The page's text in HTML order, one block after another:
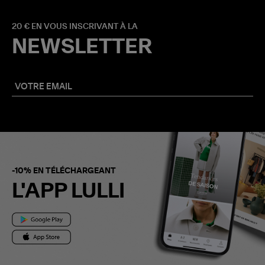
20 € EN VOUS INSCRIVANT À LA
NEWSLETTER
-10% EN TÉLÉCHARGEANT
L'APP LULLI